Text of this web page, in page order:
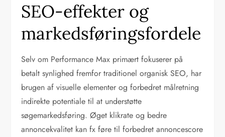
SEO-effekter og
markedsføringsfordele
Selv om Performance Max primært fokuserer på
betalt synlighed fremfor traditionel organisk SEO, har
brugen af visuelle elementer og forbedret målretning
indirekte potentiale til at understøtte
søgemarkedsføring. Øget klikrate og bedre
annoncekvalitet kan fx føre til forbedret annoncescore